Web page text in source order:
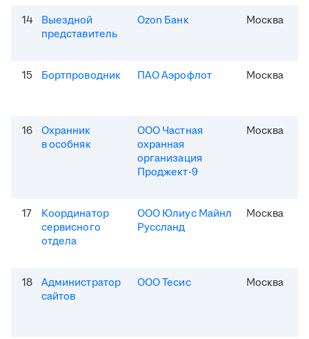
14
Выездной
представитель
Ozon Банк Москва
15 Бортпроводник ПАО Аэрофлот Москва
16
Охранник
в особняк
ООО Частная
охранная
организация
Проджект-9
Москва
17
Координатор
сервисного
отдела
ООО Юлиус Майнл
Руссланд
Москва
18
Администратор
сайтов
ООО Тесис Москва